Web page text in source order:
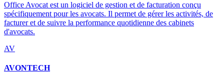
Office Avocat est un logiciel de gestion et de facturation conçu
spécifiquement pour les avocats. Il permet de gérer les activités, de
facturer et de suivre la performance quotidienne des cabinets
d'avocats.
AV
AVONTECH